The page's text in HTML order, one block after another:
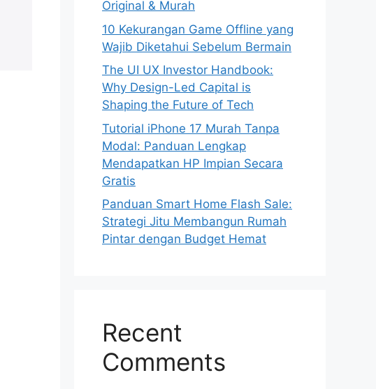
Original & Murah
10 Kekurangan Game Offline yang
Wajib Diketahui Sebelum Bermain
The UI UX Investor Handbook:
Why Design-Led Capital is
Shaping the Future of Tech
Tutorial iPhone 17 Murah Tanpa
Modal: Panduan Lengkap
Mendapatkan HP Impian Secara
Gratis
Panduan Smart Home Flash Sale:
Strategi Jitu Membangun Rumah
Pintar dengan Budget Hemat
Recent
Comments